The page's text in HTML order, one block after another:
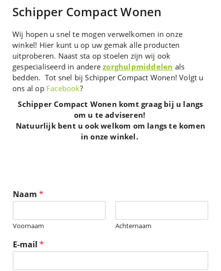
Schipper Compact Wonen
Wij hopen u snel te mogen verwelkomen in onze
winkel! Hier kunt u op uw gemak alle producten
uitproberen. Naast sta op stoelen zijn wij ook
gespecialiseerd in anderezorghulpmiddelen als
bedden. Tot snel bij Schipper Compact Wonen! Volgt u
ons al op Facebook?
Schipper Compact Wonen komt graag bij u langs
om u te adviseren!
Natuurlijk bent u ook welkom om langs te komen
in onze winkel.
Naam *
Voornaam Achternaam
E-mail *